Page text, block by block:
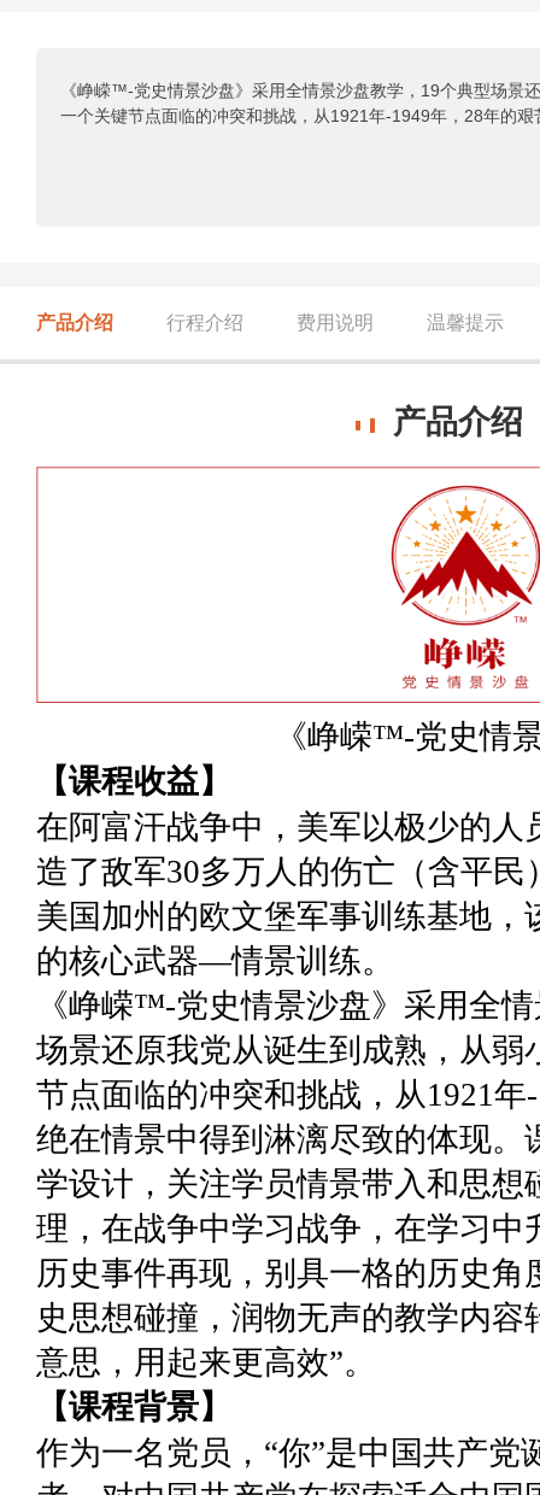
《峥嵘™-党史情景沙盘》采用全情景沙盘教学，19个典型场景
一个关键节点面临的冲突和挑战，从1921年-1949年，28年的
产品介绍 行程介绍 费用说明 温馨提示
产品介绍
《峥嵘™-党史情
【课程收益】
在阿富汗战争中，美军以极少的人
造了敌军30多万人的伤亡（含平民
美国加州的欧文堡军事训练基地，
的核心武器—情景训练。
《峥嵘™-党史情景沙盘》采用全
场景还原我党从诞生到成熟，从弱
节点面临的冲突和挑战，从1921年
绝在情景中得到淋漓尽致的体现。
学设计，关注学员情景带入和思想
理，在战争中学习战争，在学习中
历史事件再现，别具一格的历史角
史思想碰撞，润物无声的教学内容
意思，用起来更高效”。
【课程背景】
作为一名党员，“你”是中国共产党